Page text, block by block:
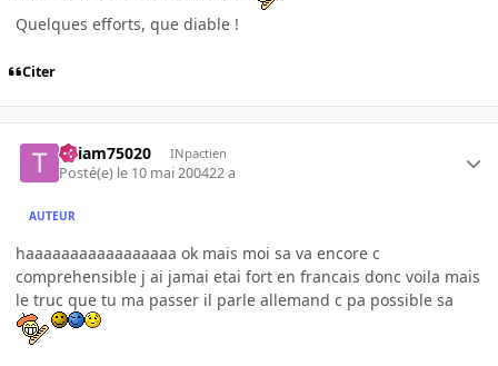
Quelques efforts, que diable !
Citer
Thiam75020 INpactien
Posté(e) le 10 mai 200422 a
AUTEUR
haaaaaaaaaaaaaaaaa ok mais moi sa va encore c
comprehensible j ai jamai etai fort en francais donc voila mais
le truc que tu ma passer il parle allemand c pa possible sa